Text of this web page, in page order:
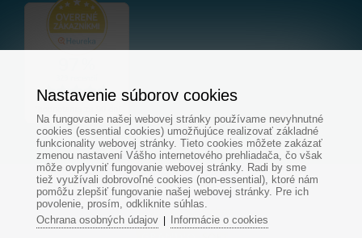
© Všetky práva vyhradené - www.aquapond.sk
Tvorba web stránok
Nastavenie súborov cookies
Na fungovanie našej webovej stránky používame nevyhnutné
cookies (essential cookies) umožňujúce realizovať základné
funkcionality webovej stránky. Tieto cookies môžete zakázať
zmenou nastavení Vášho internetového prehliadača, čo však
môže ovplyvniť fungovanie webovej stránky. Radi by sme
tiež využívali dobrovoľné cookies (non-essential), ktoré nám
pomôžu zlepšiť fungovanie našej webovej stránky. Pre ich
povolenie, prosím, odkliknite súhlas.
Ochrana osobných údajov| Informácie o cookies